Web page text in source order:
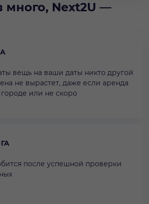
много, Next2U —
вещь на ваши даты никто другой
не вырастет, даже если аренда
или не скоро
после успешной проверки